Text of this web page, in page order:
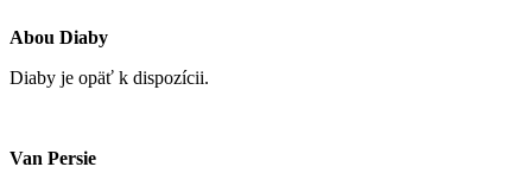
Abou Diaby
Diaby je opäť k dispozícii.
Van Persie